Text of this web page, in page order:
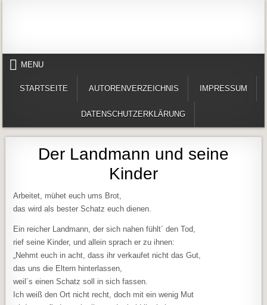
MENU
STARTSEITE AUTORENVERZEICHNIS IMPRESSUM
DATENSCHUTZERKLÄRUNG
Der Landmann und seine
Kinder
Arbeitet, mühet euch ums Brot,
das wird als bester Schatz euch dienen.
Ein reicher Landmann, der sich nahen fühlt´ den Tod,
rief seine Kinder, und allein sprach er zu ihnen:
„Nehmt euch in acht, dass ihr verkaufet nicht das Gut,
das uns die Eltern hinterlassen,
weil´s einen Schatz soll in sich fassen.
Ich weiß den Ort nicht recht, doch mit ein wenig Mut